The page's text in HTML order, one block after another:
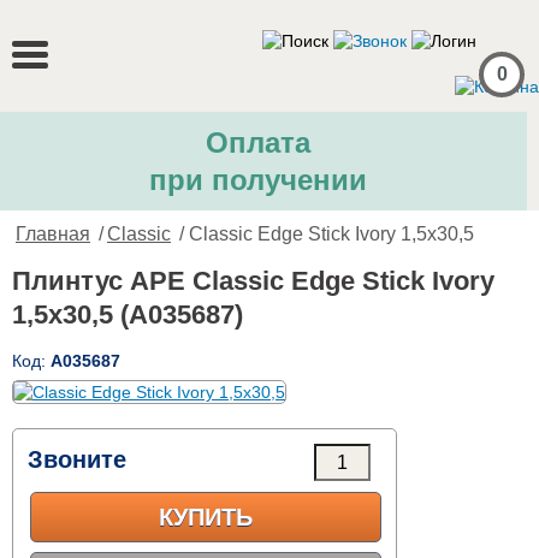
0
Оплата
при получении
Главная /Classic / Classic Edge Stick Ivory 1,5x30,5
Плинтус APE Classic Edge Stick Ivory
1,5x30,5 (A035687)
Код: A035687
Звоните
КУПИТЬ